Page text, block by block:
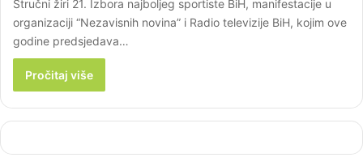
Stručni žiri 21. Izbora najboljeg sportiste BiH, manifestacije u
organizaciji “Nezavisnih novina” i Radio televizije BiH, kojim ove
godine predsjedava…
Pročitaj više